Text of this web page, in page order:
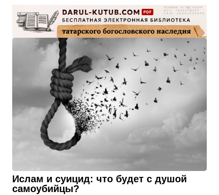
Ислам и суицид: что будет с душой
самоубийцы?